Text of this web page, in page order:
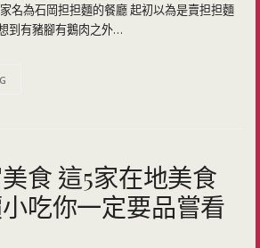
名為石岡担担麵的餐廳 起初以為是賣担担麵
到有豬腳有鵝肉之外…
食 這5家在地美食
吃你一定要品嘗看